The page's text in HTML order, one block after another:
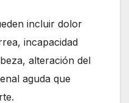
incluir dolor
incapacidad
alteración del
aguda que